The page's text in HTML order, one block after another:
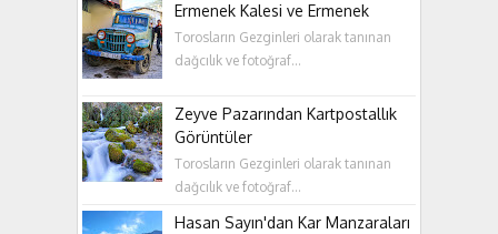
Ermenek Kalesi ve Ermenek
Torosların Gezginleri olarak tanınan
dağcılık ve fotoğraf...
Zeyve Pazarından Kartpostallık
Görüntüler
Torosların Gezginleri olarak tanınan
dağcılık ve fotoğraf...
Hasan Sayın'dan Kar Manzaraları